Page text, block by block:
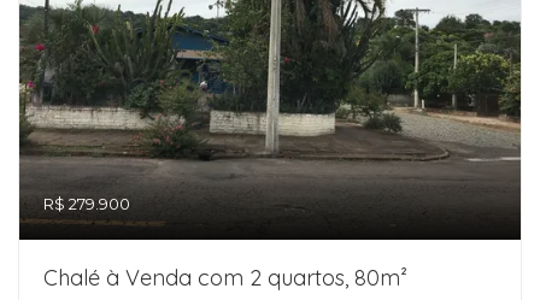
R$ 279.900
Chalé à Venda com 2 quartos, 80m²